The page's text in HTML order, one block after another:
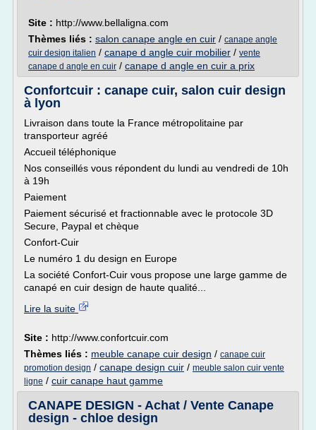
Site : http://www.bellaligna.com
Thèmes liés : salon canape angle en cuir / canape angle
cuir design italien / canape d angle cuir mobilier / vente
canape d angle en cuir / canape d angle en cuir a prix
Confortcuir : canape cuir, salon cuir design
à lyon
Livraison dans toute la France métropolitaine par
transporteur agréé
Accueil téléphonique
Nos conseillés vous répondent du lundi au vendredi de 10h
à 19h
Paiement
Paiement sécurisé et fractionnable avec le protocole 3D
Secure, Paypal et chèque
Confort-Cuir
Le numéro 1 du design en Europe
La société Confort-Cuir vous propose une large gamme de
canapé en cuir design de haute qualité...
Lire la suite
Site : http://www.confortcuir.com
Thèmes liés : meuble canape cuir design / canape cuir
promotion design / canape design cuir / meuble salon cuir vente
ligne / cuir canape haut gamme
CANAPE DESIGN - Achat / Vente Canape
design - chloe design